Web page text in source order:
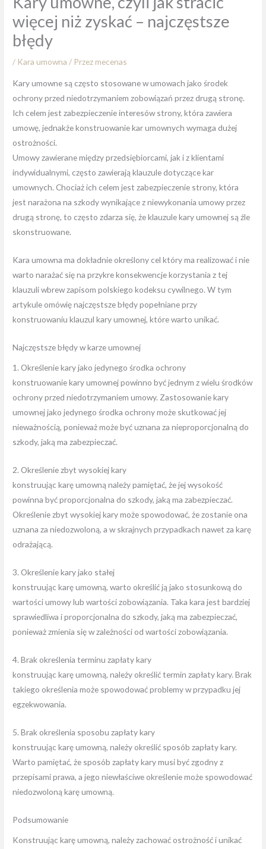
więcej niż zyskać – najczęstsze
błędy
/ Kara umowna / Przez mecenas
Kary umowne są często stosowane w umowach jako środek
ochrony przed niedotrzymaniem zobowiązań przez drugą stronę.
Ich celem jest zabezpieczenie interesów strony, która zawiera
umowę, jednakże konstruowanie kar umownych wymaga dużej
ostrożności.
Umowy zawierane między przedsiębiorcami, jak i z klientami
indywidualnymi, często zawierają klauzule dotyczące kar
umownych. Chociaż ich celem jest zabezpieczenie strony, która
jest narażona na szkody wynikające z niewykonania umowy przez
drugą stronę, to często zdarza się, że klauzule kary umownej są źle
skonstruowane.
Kara umowna ma dokładnie określony cel który ma realizować i nie
warto narażać się na przykre konsekwencje korzystania z tej
klauzuli wbrew zapisom polskiego kodeksu cywilnego. W tym
artykule omówię najczęstsze błędy popełniane przy
konstruowaniu klauzul kary umownej, które warto unikać.
Najczęstsze błędy w karze umownej
1. Określenie kary jako jedynego środka ochrony
konstruowanie kary umownej powinno być jednym z wielu środków
ochrony przed niedotrzymaniem umowy. Zastosowanie kary
umownej jako jedynego środka ochrony może skutkować jej
nieważnością, ponieważ może być uznana za nieproporcjonalną do
szkody, jaką ma zabezpieczać.
2. Określenie zbyt wysokiej kary
konstruując karę umowną należy pamiętać, że jej wysokość
powinna być proporcjonalna do szkody, jaką ma zabezpieczać.
Określenie zbyt wysokiej kary może spowodować, że zostanie ona
uznana za niedozwoloną, a w skrajnych przypadkach nawet za karę
odrażającą.
3. Określenie kary jako stałej
konstruując karę umowną, warto określić ją jako stosunkową do
wartości umowy lub wartości zobowiązania. Taka kara jest bardziej
sprawiedliwa i proporcjonalna do szkody, jaką ma zabezpieczać,
ponieważ zmienia się w zależności od wartości zobowiązania.
4. Brak określenia terminu zapłaty kary
konstruując karę umowną, należy określić termin zapłaty kary. Brak
takiego określenia może spowodować problemy w przypadku jej
egzekwowania.
5. Brak określenia sposobu zapłaty kary
konstruując karę umowną, należy określić sposób zapłaty kary.
Warto pamiętać, że sposób zapłaty kary musi być zgodny z
przepisami prawa, a jego niewłaściwe określenie może spowodować
niedozwoloną karę umowną.
Podsumowanie
Konstruując karę umowną, należy zachować ostrożność i unikać